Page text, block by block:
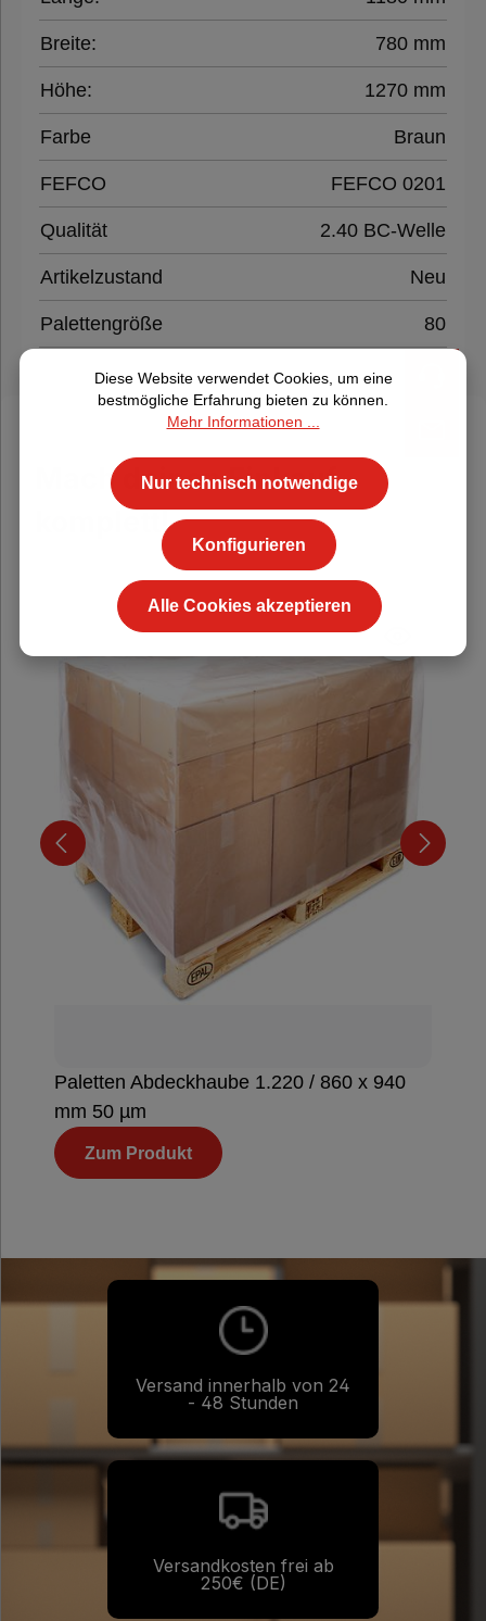
Breite: 780 mm
Höhe: 1270 mm
Farbe Braun
FEFCO FEFCO 0201
Qualität 2.40 BC-Welle
Artikelzustand Neu
Palettengröße 80
Mach deinen Einkauf
komplett!
Durchschnittliche
Paletten Abdeckhaube 1.220 / 860 x 940
mm 50 µm
Zum Produkt
Versand innerhalb von 24
- 48 Stunden
Versandkosten frei ab
250€ (DE)
Diese Website verwendet Cookies, um eine
bestmögliche Erfahrung bieten zu können.
Mehr Informationen ...
Nur technisch notwendige
Konfigurieren
Alle Cookies akzeptieren